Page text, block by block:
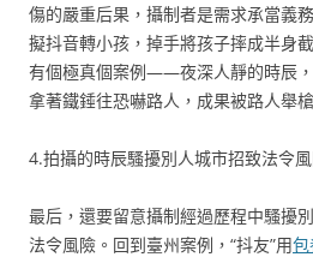
傷的嚴重后果，攝制者是需求承當義
擬抖音轉小孩，掉手將孩子摔成半身
有個極真個案例——夜深人靜的時辰，
拿著鐵錘往恐嚇路人，成果被路人舉
4.拍攝的時辰騷擾別人城市招致法令
最后，還要留意攝制經過歷程中騷擾
法令風險。回到臺州案例，“抖友”用